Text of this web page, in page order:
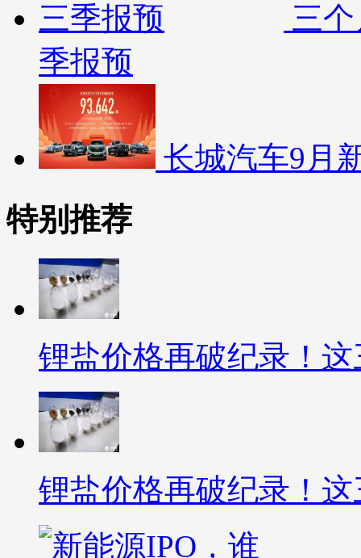
三
季报预
长城汽车9月
特别推荐
锂盐价格再破纪录！
锂盐价格再破纪录！